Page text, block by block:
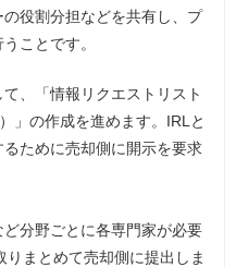
役割分担などを共有し、プ
ことです。
、「情報リクエストリスト
」の作成を進めます。IRLと
ために売却側に開示を要求
分野ごとに各専門家が必要
まとめて売却側に提出しま